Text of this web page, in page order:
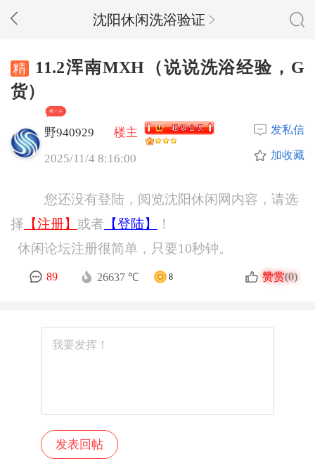
沈阳休闲洗浴验证
11.2浑南MXH（说说洗浴经验，G
货）
精 + 24
野940929
楼主
2025/11/4 8:16:00
发私信
加收藏
您还没有登陆，阅览沈阳休闲网内容，请选
择 【注册】 或者 【登陆】
！
休闲论坛注册很简单，只要10秒钟。
89 26637 ℃ 8 赞赏(0)